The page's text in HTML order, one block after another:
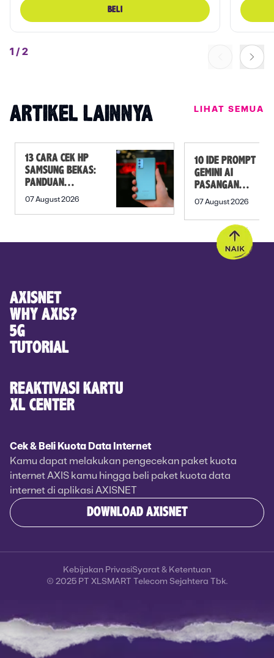
BELI
1 / 2
ARTIKEL LAINNYA LIHAT SEMUA
13 CARA CEK HP
SAMSUNG BEKAS:
PANDUAN
SEBELUM
07 August 2026
10 IDE PROMPT
GEMINI AI
PASANGAN
PREWEDDING
07 August 2026
AXISNET
WHY AXIS?
5G
TUTORIAL
REAKTIVASI KARTU
XL CENTER
Cek & Beli Kuota Data Internet
Kamu dapat melakukan pengecekan paket kuota
internet AXIS kamu hingga beli paket kuota data
internet di aplikasi AXISNET
DOWNLOAD AXISNET
© 2025 PT XLSMART Telecom Sejahtera Tbk.
Kebijakan PrivasiSyarat & Ketentuan